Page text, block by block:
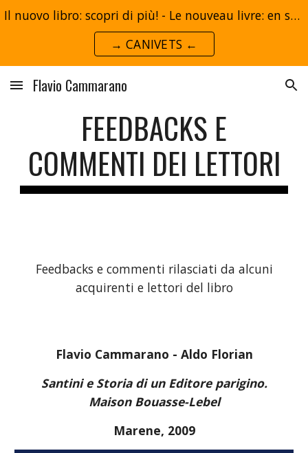
Skip to main content
Il nuovo libro: scopri di più! - Le nouveau livre: en savoir plus!
→ CANIVETS ←
Flavio Cammarano
FEEDBACKS E
COMMENTI DEI LETTORI
Feedbacks e commenti rilasciati da alcuni
acquirenti e lettori del libro
Flavio Cammarano - Aldo Florian
Santini e Storia di un Editore parigino.
Maison Bouasse-Lebel
Marene, 2009